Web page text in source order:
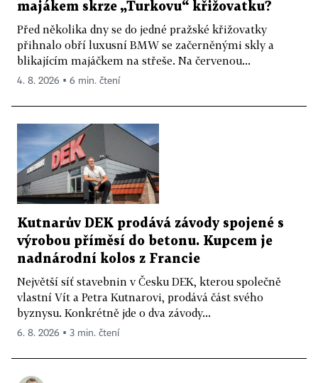
majákem skrze „Turkovu“ křižovatku?
Před několika dny se do jedné pražské křižovatky
přihnalo obří luxusní BMW se začerněnými skly a
blikajícím majáčkem na střeše. Na červenou...
4. 8. 2026 ▪ 6 min. čtení
Kutnarův DEK prodává závody spojené s
výrobou příměsí do betonu. Kupcem je
nadnárodní kolos z Francie
Největší síť stavebnin v Česku DEK, kterou společně
vlastní Vít a Petra Kutnarovi, prodává část svého
byznysu. Konkrétně jde o dva závody...
6. 8. 2026 ▪ 3 min. čtení